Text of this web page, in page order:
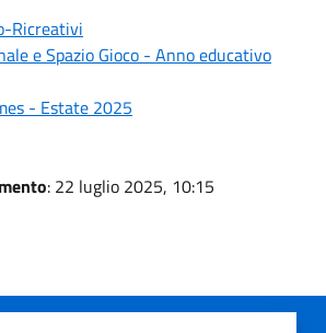
Ricreativi
e Spazio Gioco - Anno educativo
- Estate 2025
: 22 luglio 2025, 10:15